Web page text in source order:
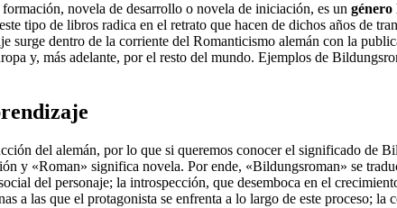
novela de desarrollo o novela de iniciación, es un género
tipo de libros radica en el retrato que hacen de dichos años de
surge dentro de la corriente del Romanticismo alemán con la
y, más adelante, por el resto del mundo. Ejemplos de
del alemán, por lo que si queremos conocer el significado
y «Roman» significa novela. Por ende, «Bildungsroman» se
del personaje; la introspección, que desemboca en el
a las que el protagonista se enfrenta a lo largo de este proceso;